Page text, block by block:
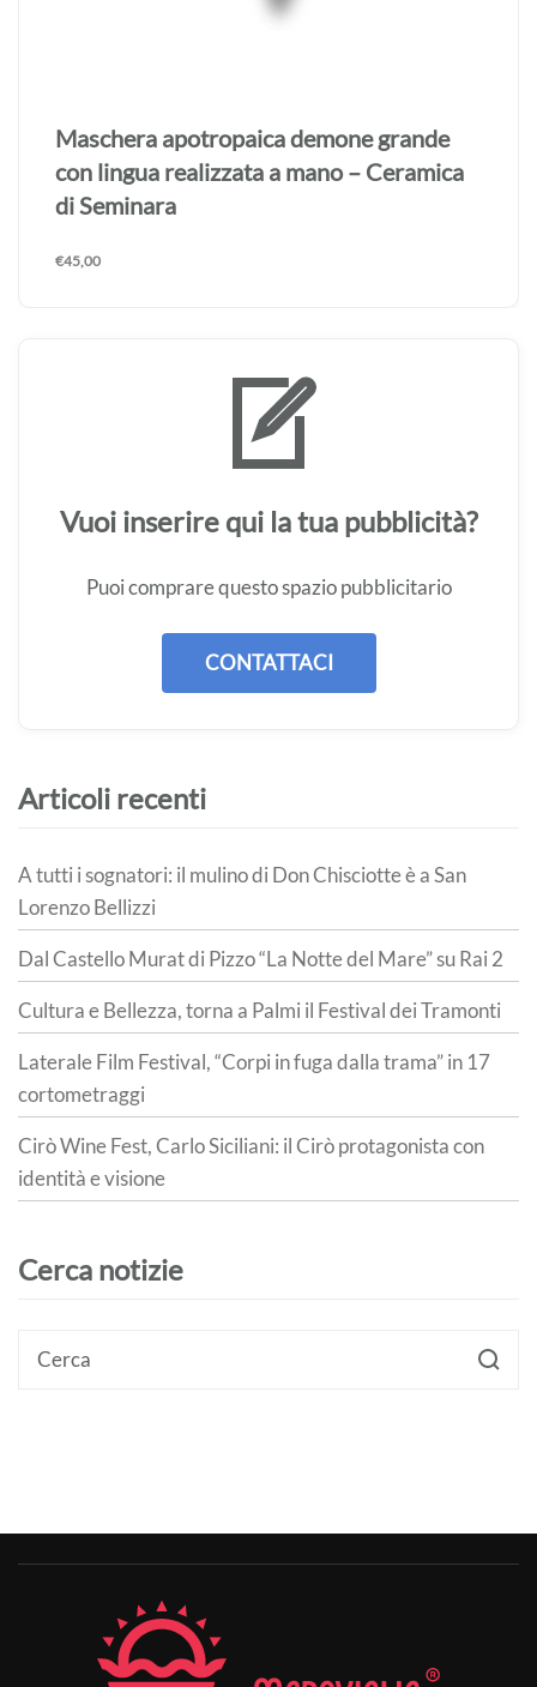
Maschera apotropaica demone grande
con lingua realizzata a mano – Ceramica
di Seminara
€45,00
Vuoi inserire qui la tua pubblicità?
Puoi comprare questo spazio pubblicitario
CONTATTACI
Articoli recenti
A tutti i sognatori: il mulino di Don Chisciotte è a San
Lorenzo Bellizzi
Dal Castello Murat di Pizzo “La Notte del Mare” su Rai 2
Cultura e Bellezza, torna a Palmi il Festival dei Tramonti
Laterale Film Festival, “Corpi in fuga dalla trama” in 17
cortometraggi
Cirò Wine Fest, Carlo Siciliani: il Cirò protagonista con
identità e visione
Cerca notizie